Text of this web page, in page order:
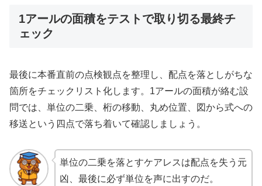
1アールの面積をテストで取り切る最終チ
ェック
最後に本番直前の点検観点を整理し、配点を落としがちな
箇所をチェックリスト化します。1アールの面積が絡む設
問では、単位の二乗、桁の移動、丸め位置、図から式への
移送という四点で落ち着いて確認しましょう。
単位の二乗を落とすケアレスは配点を失う元
凶、最後に必ず単位を声に出すのだ。